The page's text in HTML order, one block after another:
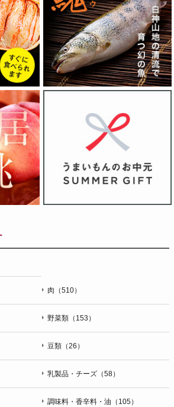
肉（510）
野菜類（153）
豆類（26）
乳製品・チーズ（58）
調味料・香辛料・油（105）